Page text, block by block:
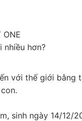
ONE
nhiều hơn?
với thế giới bằng
sinh ngày 14/12/